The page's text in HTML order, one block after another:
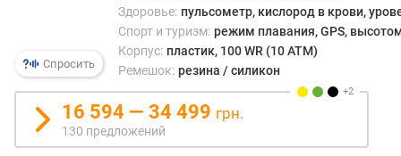
ц
и
ф
е
р
Спросить
Здоровье: пульсометр, кислород в крови,
Спорт и туризм: режим плавания, GPS,
Корпус: пластик, 100 WR (10 ATM)
Ремешок: резина / силикон
16 594 — 34 499 грн.
130 предложений